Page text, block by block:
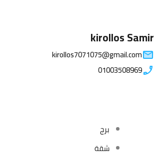
kirollos Samir
kirollos7071075@gmail.com
01003508969
برج
شقة